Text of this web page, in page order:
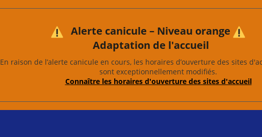
Alerte canicule – Niveau orange
Adaptation de l'accueil
En raison de l’alerte canicule en cours, les horaires d’ouverture des sites
sont exceptionnellement modifiés.
Connaître les horaires d'ouverture des sites d'accueil